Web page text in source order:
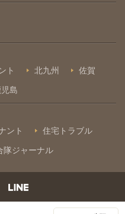
ト 北九州 佐賀
児島
ント 住宅トラブル
隊ジャーナル